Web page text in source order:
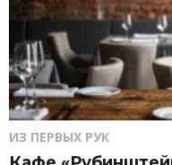
ИЗ ПЕРВЫХ РУК